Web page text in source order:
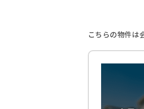
こちらの物件は